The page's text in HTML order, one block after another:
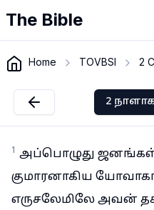
The Bible
Home TOVBSI 2
2
1 அப்பொழுது
குமாரனாகிய
எருசலேமிலே அவன்